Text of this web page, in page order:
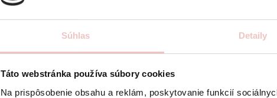
Súhlas Detaily
Táto webstránka používa súbory cookies
Na prispôsobenie obsahu a reklám, poskytovanie funkcií